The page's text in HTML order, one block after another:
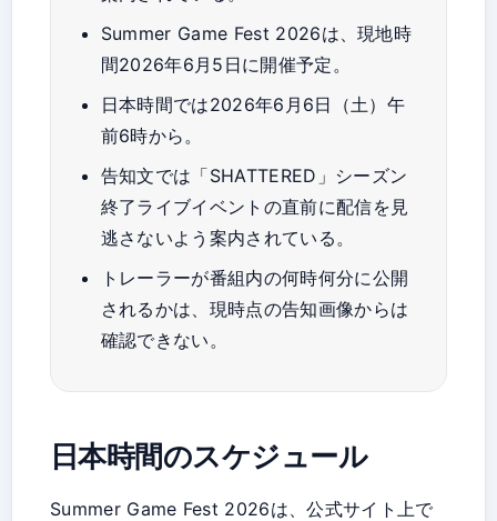
Summer Game Fest 2026は、現地時
間2026年6月5日に開催予定。
日本時間では2026年6月6日（土）午
前6時から。
告知文では「SHATTERED」シーズン
終了ライブイベントの直前に配信を見
逃さないよう案内されている。
トレーラーが番組内の何時何分に公開
されるかは、現時点の告知画像からは
確認できない。
日本時間のスケジュール
Summer Game Fest 2026は、公式サイト上で